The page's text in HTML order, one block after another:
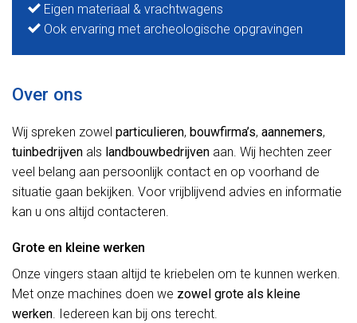
Eigen materiaal & vrachtwagens
Ook ervaring met archeologische opgravingen
Over ons
Wij spreken zowel particulieren, bouwfirma’s, aannemers,
tuinbedrijven als landbouwbedrijven aan. Wij hechten zeer
veel belang aan persoonlijk contact en op voorhand de
situatie gaan bekijken. Voor vrijblijvend advies en informatie
kan u ons altijd contacteren.
Grote en kleine werken
Onze vingers staan altijd te kriebelen om te kunnen werken.
Met onze machines doen we zowel grote als kleine
werken. Iedereen kan bij ons terecht.